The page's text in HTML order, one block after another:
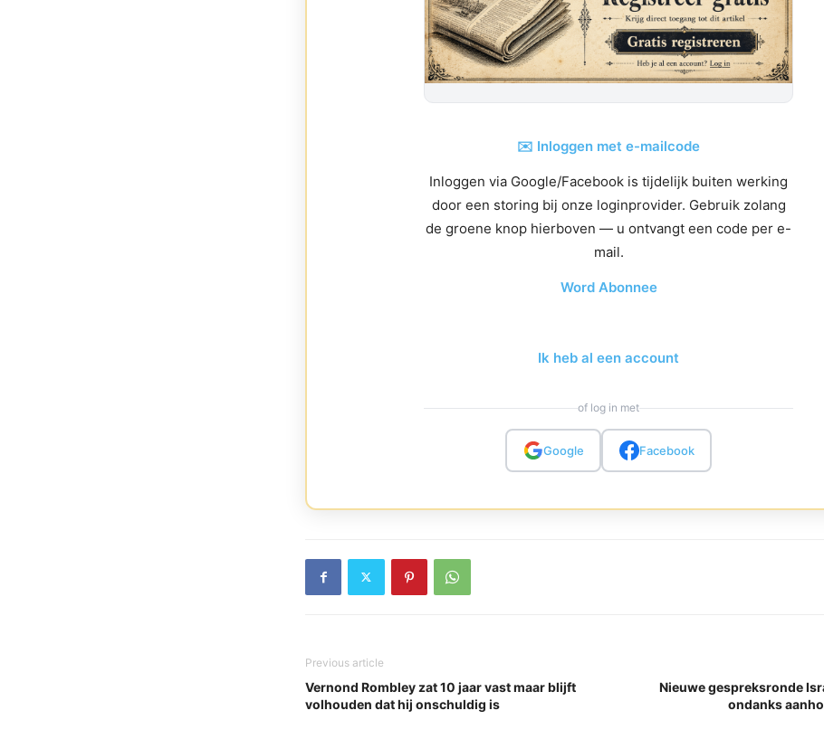
✉️ Inloggen met e-mailcode
Inloggen via Google/Facebook is tijdelijk buiten werking
door een storing bij onze loginprovider. Gebruik zolang
de groene knop hierboven — u ontvangt een code per e-
mail.
Word Abonnee
Ik heb al een account
of log in met
Google Facebook
Previous article
Vernond Rombley zat 10 jaar vast maar blijft
volhouden dat hij onschuldig is
Nieuwe gespreksronde
ondanks